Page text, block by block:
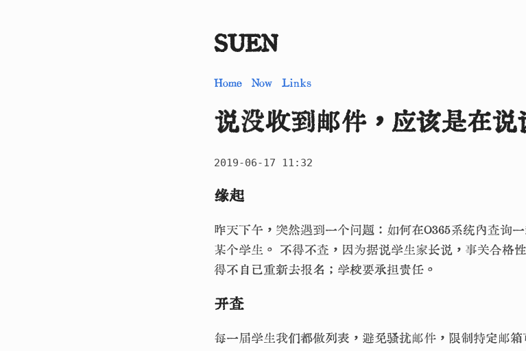
SUEN
Home Now Links
说没收到邮件，应该是在说
2019-06-17 11:32
缘起
昨天下午，突然遇到一个问题：如何在O365系统内查询
某个学生。 不得不查，因为据说学生家长说，事关合格
得不自己重新去报名；学校要承担责任。
开查
每一届学生我们都做列表，避免骚扰邮件，限制特定邮